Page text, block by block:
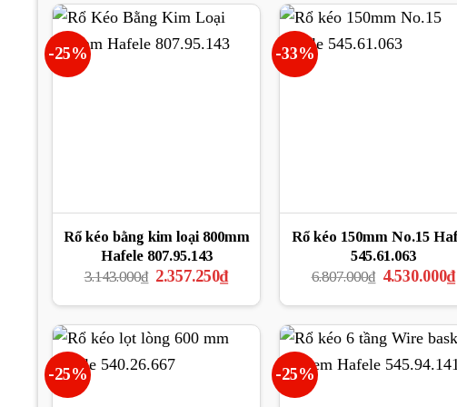
-25%
Rổ kéo bằng kim loại 800mm
Hafele 807.95.143
3.143.000₫ Giá
là:
2.357.250₫Giá
hiện
tại
2.357.250₫.
-33%
Rổ kéo 150mm No.15
545.61.063
6.807.000₫ Giá
là:
4.530.000₫
-25% -25%